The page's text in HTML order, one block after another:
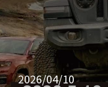
2026/04/10